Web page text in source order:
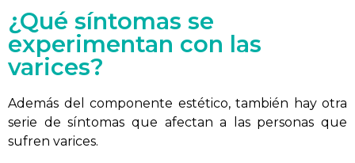
¿Qué síntomas se
experimentan con las
varices?
Además del componente estético, también hay otra
serie de síntomas que afectan a las personas que
sufren varices.